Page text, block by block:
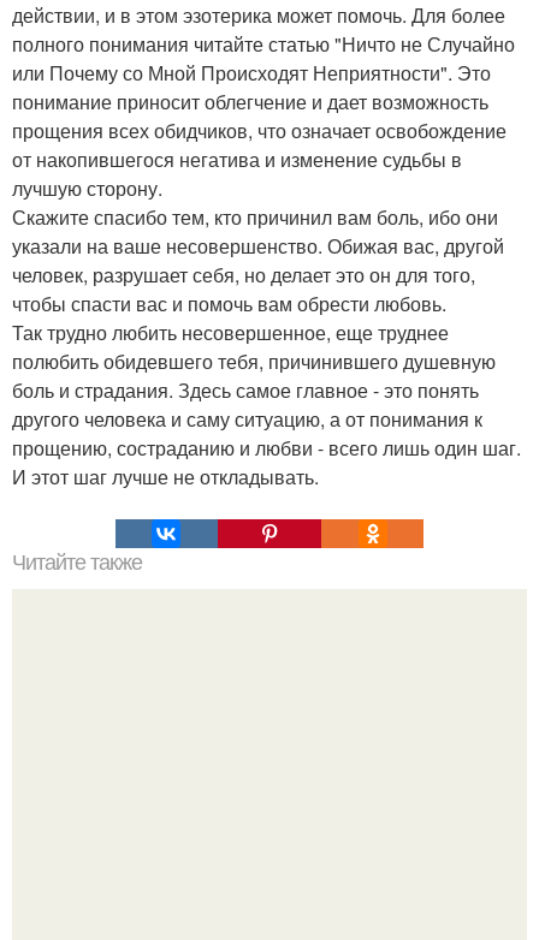
действии, и в этом эзотерика может помочь. Для более
полного понимания читайте статью "Ничто не Случайно
или Почему со Мной Происходят Неприятности". Это
понимание приносит облегчение и дает возможность
прощения всех обидчиков, что означает освобождение
от накопившегося негатива и изменение судьбы в
лучшую сторону.
Скажите спасибо тем, кто причинил вам боль, ибо они
указали на ваше несовершенство. Обижая вас, другой
человек, разрушает себя, но делает это он для того,
чтобы спасти вас и помочь вам обрести любовь.
Так трудно любить несовершенное, еще труднее
полюбить обидевшего тебя, причинившего душевную
боль и страдания. Здесь самое главное - это понять
другого человека и саму ситуацию, а от понимания к
прощению, состраданию и любви - всего лишь один шаг.
И этот шаг лучше не откладывать.
Читайте также